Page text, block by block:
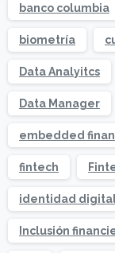
banco columbia
biometría
Data Analyitcs
Data Manager
embedded
fintech
identidad
Inclusión